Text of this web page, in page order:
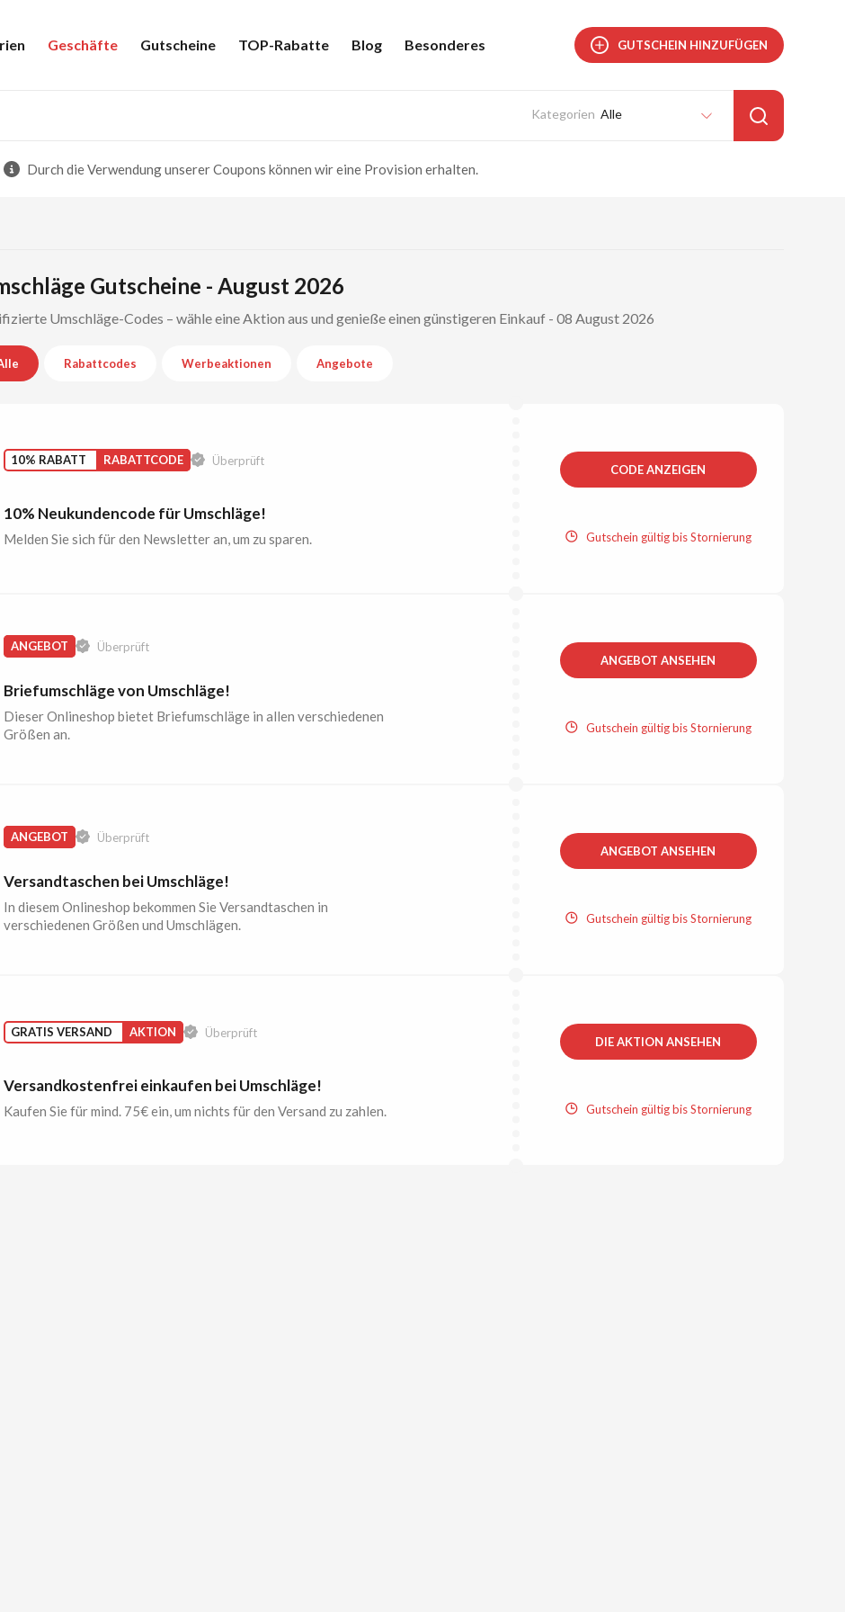
Geschäfte Gutscheine TOP-Rabatte Blog Besonderes GUTSCHEIN HINZUFÜGEN
Alle
Durch die Verwendung unserer Coupons können wir eine Provision erhalten.
Gutscheine - August 2026
Umschläge-Codes – wähle eine Aktion aus und genieße einen günstigeren Einkauf - 08 August 2026
Rabattcodes Werbeaktionen Angebote
10% RABATT RABATTCODE Überprüft
10% Neukundencode für Umschläge!
Melden Sie sich für den Newsletter an, um zu sparen.
CODE ANZEIGEN
Gutschein gültig bis Stornierung
ANGEBOT Überprüft
Briefumschläge von Umschläge!
Dieser Onlineshop bietet Briefumschläge in allen verschiedenen
Größen an.
ANGEBOT ANSEHEN
Gutschein gültig bis Stornierung
ANGEBOT Überprüft
Versandtaschen bei Umschläge!
In diesem Onlineshop bekommen Sie Versandtaschen in
verschiedenen Größen und Umschlägen.
ANGEBOT ANSEHEN
Gutschein gültig bis Stornierung
GRATIS VERSAND AKTION Überprüft
Versandkostenfrei einkaufen bei Umschläge!
Kaufen Sie für mind. 75€ ein, um nichts für den Versand zu zahlen.
DIE AKTION ANSEHEN
Gutschein gültig bis Stornierung